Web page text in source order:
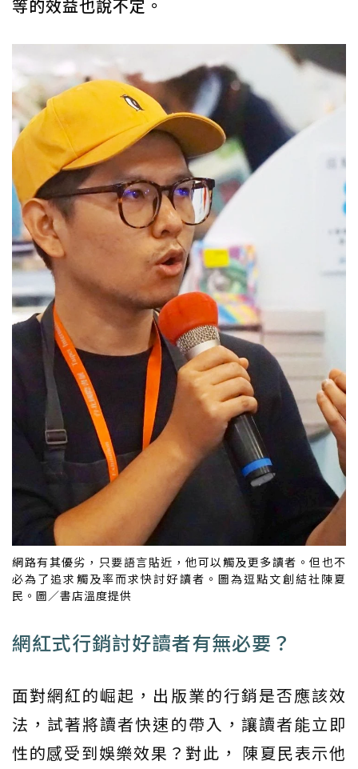
等的效益也說不定。
網路有其優劣，只要語言貼近，他可以觸及更多讀者。但也不
必為了追求觸及率而求快討好讀者。圖為逗點文創結社陳夏
民。圖／書店溫度提供
網紅式行銷討好讀者有無必要？
面對網紅的崛起，出版業的行銷是否應該效
法，試著將讀者快速的帶入，讓讀者能立即
性的感受到娛樂效果？對此， 陳夏民表示他